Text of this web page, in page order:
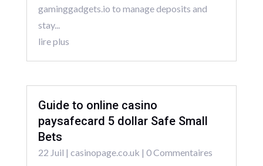
gaminggadgets.io to manage deposits and
stay...
lire plus
Guide to online casino
paysafecard 5 dollar Safe Small
Bets
22 Juil | casinopage.co.uk | 0 Commentaires